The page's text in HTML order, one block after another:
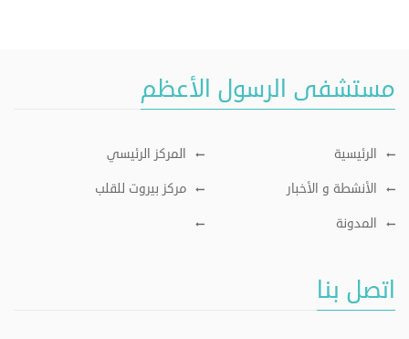
مستشفى الرسول الأعظم
الرئيسية
المركز الرئيسي
الأنشطة و الأخبار
مركز بيروت للقلب
المدونة
اتصل بنا